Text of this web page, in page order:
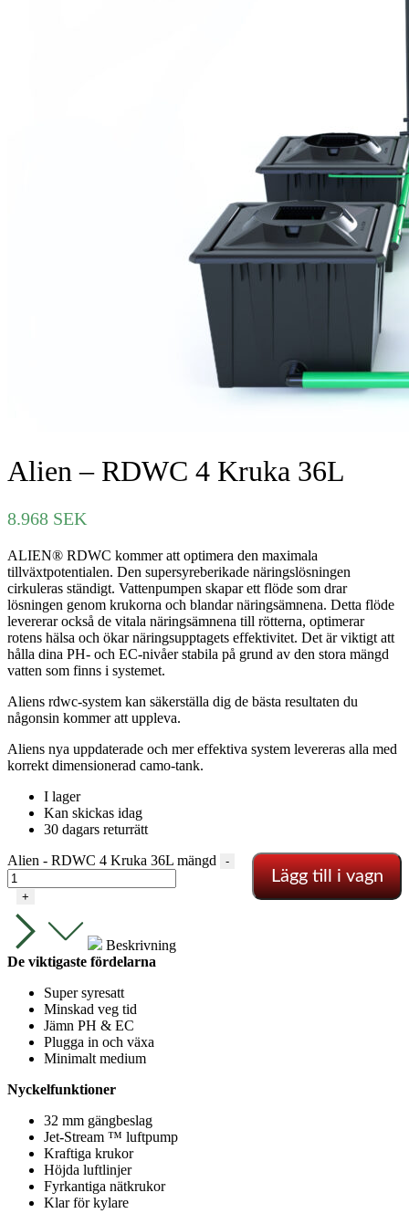
Alien – RDWC 4 Kruka 36L
8.968 SEK
ALIEN® RDWC kommer att optimera den maximala
tillväxtpotentialen. Den supersyreberikade näringslösningen
cirkuleras ständigt. Vattenpumpen skapar ett flöde som drar
lösningen genom krukorna och blandar näringsämnena. Detta flöde
levererar också de vitala näringsämnena till rötterna, optimerar
rotens hälsa och ökar näringsupptagets effektivitet. Det är viktigt att
hålla dina PH- och EC-nivåer stabila på grund av den stora mängd
vatten som finns i systemet.
Aliens rdwc-system kan säkerställa dig de bästa resultaten du
någonsin kommer att uppleva.
Aliens nya uppdaterade och mer effektiva system levereras alla med
korrekt dimensionerad camo-tank.
I lager
Kan skickas idag
30 dagars returrätt
Alien - RDWC 4 Kruka 36L mängd
-
+
Lägg till i vagn
Beskrivning
De viktigaste fördelarna
Super syresatt
Minskad veg tid
Jämn PH & EC
Plugga in och växa
Minimalt medium
Nyckelfunktioner
32 mm gängbeslag
Jet-Stream ™ luftpump
Kraftiga krukor
Höjda luftlinjer
Fyrkantiga nätkrukor
Klar för kylare